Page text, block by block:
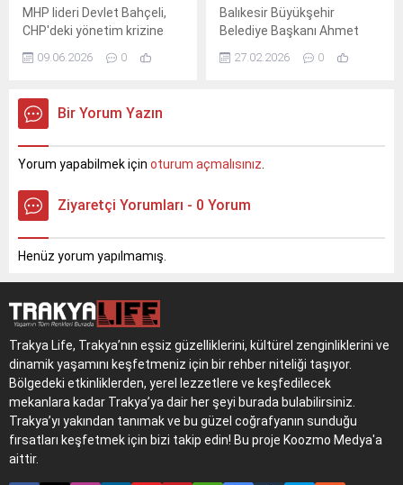
MHP lideri Devlet Bahçeli,
CHP'deki yönetim krizine
dikkat çekerek partinin
hukuki süreci kalabalıkların
gerektiğini söyledi. Bahçeli,
'Ülke gündemi, siyasi
yükünü taşıyacak bir hamal
değil' ifadelerini kullandı.
09.06.2026 0
Balıkesir Büyükşehir
Belediye Başkanı Ahmet
Akın, Susurluk iftar
programının ardından
bulundu.
27.02.2026 0
Bir Yorum Yazın
Yorum yapabilmek için oturum açmalısınız.
Ziyaretçi Yorumları - 0 Yorum
Henüz yorum yapılmamış.
Trakya Life, Trakya’nın eşsiz güzelliklerini, kültürel zenginliklerini ve
dinamik yaşamını keşfetmeniz için bir rehber niteliği taşıyor.
Bölgedeki etkinliklerden, yerel lezzetlere ve keşfedilecek
mekanlara kadar Trakya’ya dair her şeyi burada bulabilirsiniz.
Trakya’yı yakından tanımak ve bu güzel coğrafyanın sunduğu
fırsatları keşfetmek için bizi takip edin! Bu proje Koozmo Medya'a
aittir.